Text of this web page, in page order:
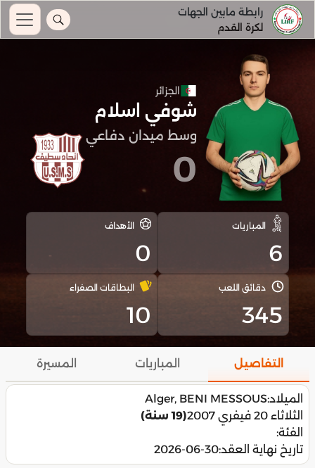
رابطة مابين الجهات
لكرة القدم
الجزائر
شوفي اسلام
وسط ميدان دفاعي
0
المباريات
6
الأهداف
0
دقائق اللعب
345
البطاقات الصفراء
10
التفاصيل المباريات المسيرة
الميلاد:Alger, BENI MESSOUS
الثلاثاء 20 فيفري 2007
(19 سنة)
الفئة:
تاريخ نهاية العقد:2026-06-30